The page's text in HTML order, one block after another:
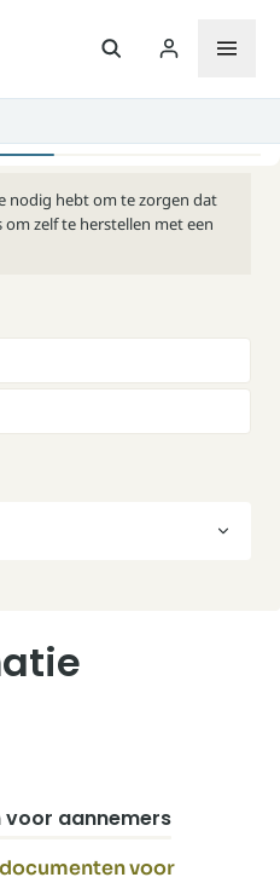
nodig hebt om te zorgen dat
om zelf te herstellen met een
voor aannemers
voor